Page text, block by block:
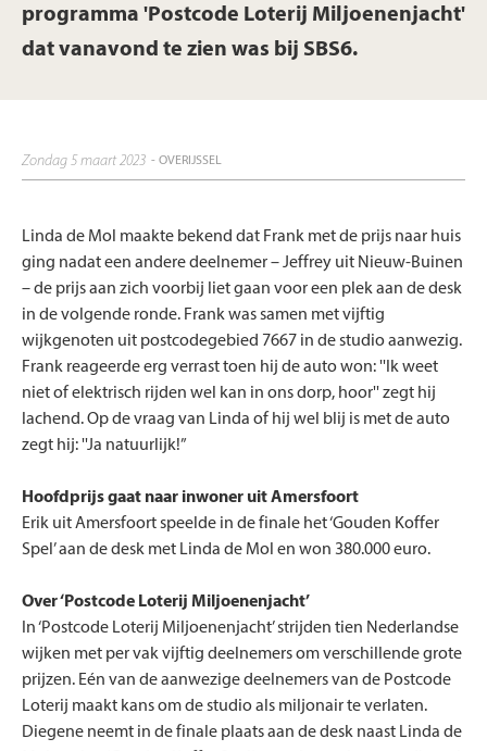
programma 'Postcode Loterij Miljoenenjacht'
dat vanavond te zien was bij SBS6.
zondag 5 maart 2023 - OVERIJSSEL
Linda de Mol maakte bekend dat Frank met de prijs naar huis
ging nadat een andere deelnemer – Jeffrey uit Nieuw-Buinen
– de prijs aan zich voorbij liet gaan voor een plek aan de desk
in de volgende ronde. Frank was samen met vijftig
wijkgenoten uit postcodegebied 7667 in de studio aanwezig.
Frank reageerde erg verrast toen hij de auto won: ''Ik weet
niet of elektrisch rijden wel kan in ons dorp, hoor'' zegt hij
lachend. Op de vraag van Linda of hij wel blij is met de auto
zegt hij: ''Ja natuurlijk!”
Hoofdprijs gaat naar inwoner uit Amersfoort
Erik uit Amersfoort speelde in de finale het ‘Gouden Koffer
Spel’ aan de desk met Linda de Mol en won 380.000 euro.
Over ‘Postcode Loterij Miljoenenjacht’
In ‘Postcode Loterij Miljoenenjacht’ strijden tien Nederlandse
wijken met per vak vijftig deelnemers om verschillende grote
prijzen. Eén van de aanwezige deelnemers van de Postcode
Loterij maakt kans om de studio als miljonair te verlaten.
Diegene neemt in de finale plaats aan de desk naast Linda de